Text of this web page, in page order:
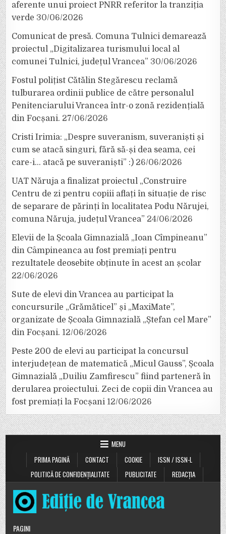
aferente unui proiect PNRR referitor la tranziția
verde 30/06/2026
Comunicat de presă. Comuna Tulnici demarează
proiectul „Digitalizarea turismului local al
comunei Tulnici, județul Vrancea” 30/06/2026
Fostul polițist Cătălin Stegărescu reclamă
tulburarea ordinii publice de către personalul
Penitenciarului Vrancea într-o zonă rezidențială
din Focșani. 27/06/2026
Cristi Irimia: „Despre suveranism, suveraniști și
cum se atacă singuri, fără să-și dea seama, cei
care-i… atacă pe suveraniști” :) 26/06/2026
UAT Năruja a finalizat proiectul „Construire
Centru de zi pentru copiii aflați în situație de risc
de separare de părinți în localitatea Podu Nărujei,
comuna Năruja, județul Vrancea” 24/06/2026
Elevii de la Școala Gimnazială „Ioan Cîmpineanu”
din Câmpineanca au fost premiați pentru
rezultatele deosebite obținute în acest an școlar
22/06/2026
Sute de elevi din Vrancea au participat la
concursurile „Grămăticel” și „MaxiMate”,
organizate de Școala Gimnazială „Ștefan cel Mare”
din Focșani. 12/06/2026
Peste 200 de elevi au participat la concursul
interjudețean de matematică „Micul Gauss”, Școala
Gimnazială „Duiliu Zamfirescu” fiind parteneră în
derularea proiectului. Zeci de copii din Vrancea au
fost premiați la Focșani 12/06/2026
MENU
PRIMA PAGINĂ
CONTACT COOKIE
ISSN / ISSN-L
POLITICĂ DE CONFIDENȚIALITATE
PUBLICITATE REDACȚIA
PAGINI